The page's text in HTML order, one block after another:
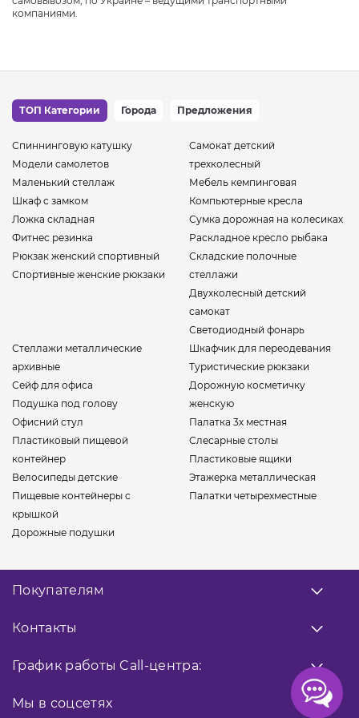
компаниями.
ТОП Категории Города Предложения
Спиннинговую катушку
Модели самолетов
Маленький стеллаж
Шкаф с замком
Ложка складная
Фитнес резинка
Рюкзак женский спортивный
Спортивные женские рюкзаки
Самокат детский
трехколесный
Мебель кемпинговая
Компьютерные кресла
Сумка дорожная на колесиках
Раскладное кресло рыбака
Складские полочные
стеллажи
Двухколесный детский
самокат
Светодиодный фонарь
Стеллажи металлические
архивные
Сейф для офиса
Подушка под голову
Офисний стул
Пластиковый пищевой
контейнер
Велосипеды детские
Пищевые контейнеры с
крышкой
Дорожные подушки
Шкафчик для переодевания
Туристические рюкзаки
Дорожную косметичку
женскую
Палатка 3х местная
Слесарные столы
Пластиковые ящики
Этажерка металлическая
Палатки четырехместные
Контакты
Заказать звонок
0 800 33 10 32
График работыCall-центра:
Прием заказов
Покупателям
О нас
Доставка
Возврат товара
Мы в соцсетях